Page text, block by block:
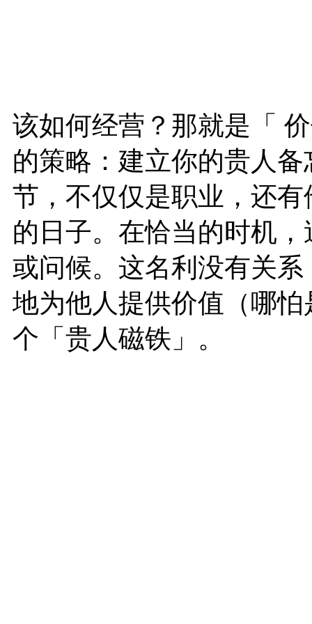
该如何经营？那就是「
的策略：建立你的贵人
节，不仅仅是职业，还
的日子。在恰当的时机
或问候。这名利没有关
地为他人提供价值（哪
个「贵人磁铁」。